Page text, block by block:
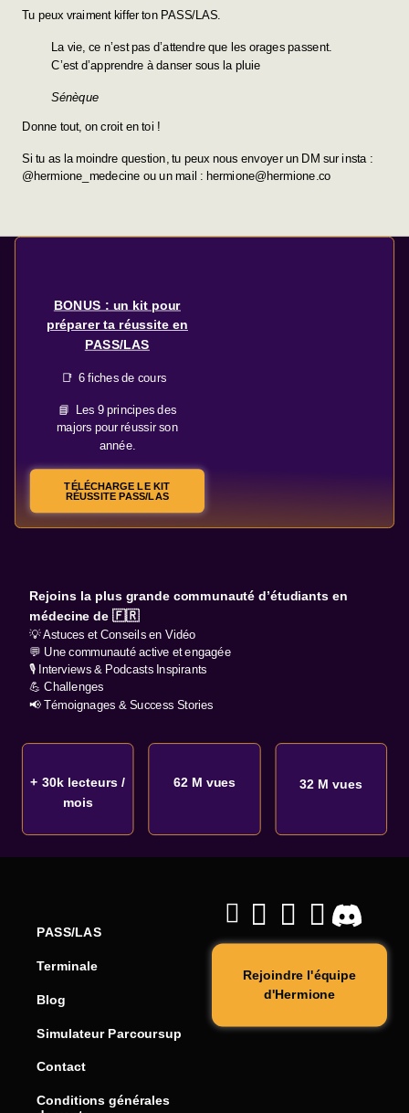
Tu peux vraiment kiffer ton PASS/LAS.
La vie, ce n’est pas d’attendre que les orages passent.
C’est d’apprendre à danser sous la pluie
Sénèque
Donne tout, on croit en toi !
Si tu as la moindre question, tu peux nous envoyer un DM sur insta :
@hermione_medecine ou un mail : hermione@hermione.co
BONUS : un kit pour
préparer ta réussite en
PASS/LAS
📑 6 fiches de cours
📘 Les 9 principes des
majors pour réussir son
année.
TÉLÉCHARGE LE KIT
RÉUSSITE PASS/LAS
Rejoins la plus grande communauté d’étudiants en
médecine de 🇫🇷
💡 Astuces et Conseils en Vidéo
💬 Une communauté active et engagée
🎙️ Interviews & Podcasts Inspirants
💪 Challenges
📢 Témoignages & Success Stories
+ 30k lecteurs /
mois
62 M vues 32 M vues
PASS/LAS
Terminale
Blog
Simulateur Parcoursup
Contact
Conditions générales
Rejoindre l'équipe
d'Hermione